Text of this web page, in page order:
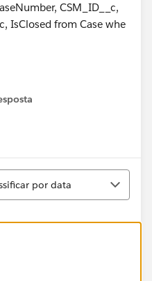
CSM_ID__c,
IsClosed from Case whe
accid+'\'';
tracker+'\'';
por data